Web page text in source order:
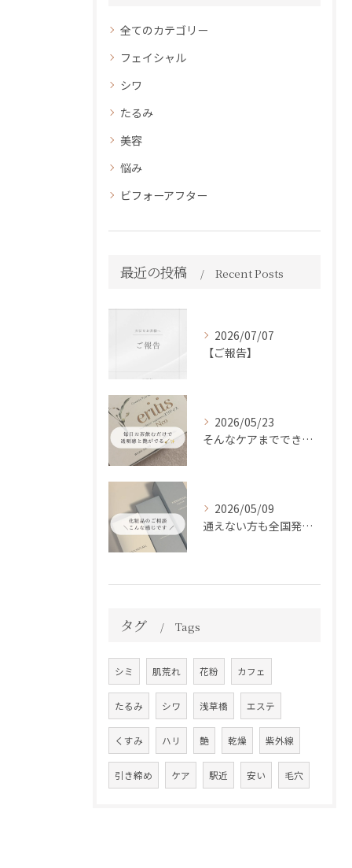
全てのカテゴリー
フェイシャル
シワ
たるみ
美容
悩み
ビフォーアフター
最近の投稿 Recent Posts
2026/07/07
【ご報告】
2026/05/23
そんなケアまでできるの！？
2026/05/09
通えない方も全国発送中📦✨
タグ Tags
シミ 肌荒れ 花粉 カフェ
たるみ シワ 浅草橋 エステ
くすみ ハリ 艶 乾燥 紫外線
引き締め ケア 駅近 安い 毛穴